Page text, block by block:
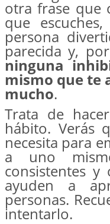
otra frase que
que
persona
parecida y,
ninguna
mismo que te
mucho.
Trata de
hábito. Verás
necesita para
a uno
consistentes
ayuden a
personas.
intentarlo.